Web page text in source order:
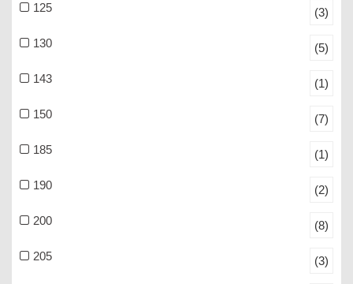
125 (3)
130 (5)
143 (1)
150 (7)
185 (1)
190 (2)
200 (8)
205 (3)